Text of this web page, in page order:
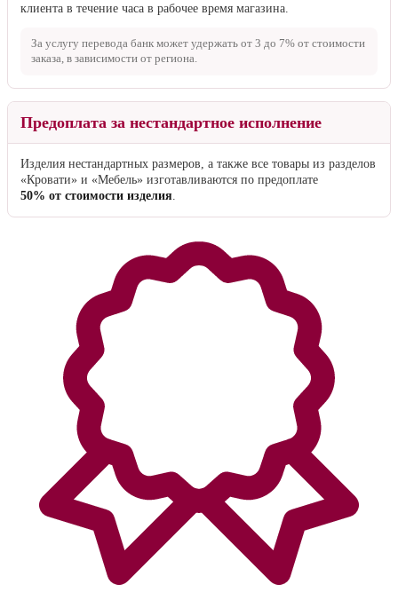
клиента в течение часа в рабочее время магазина.
За услугу перевода банк может удержать от 3 до 7% от стоимости
заказа, в зависимости от региона.
Предоплата за нестандартное исполнение
Изделия нестандартных размеров, а также все товары из разделов
«Кровати» и «Мебель» изготавливаются по предоплате
50% от стоимости изделия